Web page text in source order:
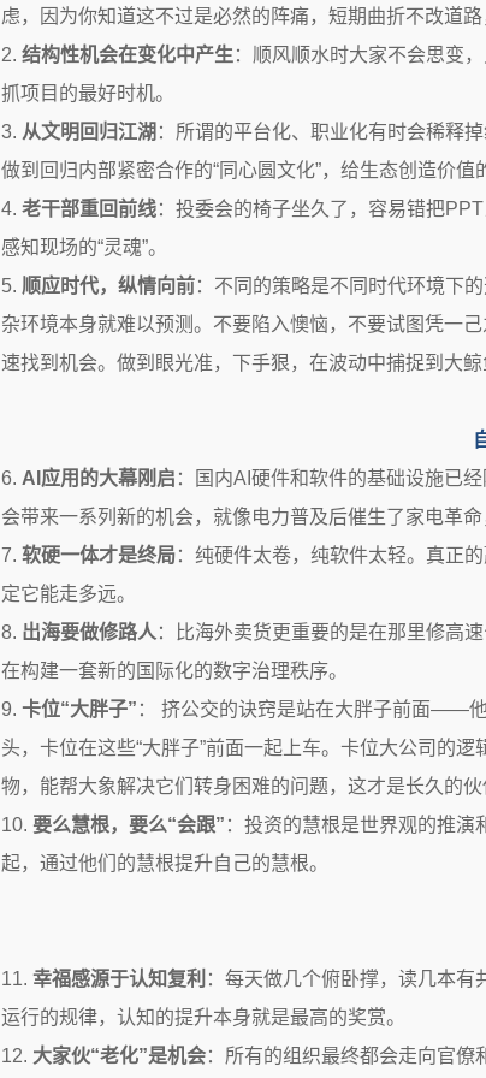
虑，因为你知道这不过是必然的阵痛，短期曲折不改道路
2. 结构性机会在变化中产生 ：顺风顺水时大家不会思变
抓项目的最好时机。
3. 从文明回归江湖 ：所谓的平台化、职业化有时会稀释
做到回归内部紧密合作的“同心圆文化”，给生态创造价值
4. 老干部重回前线：投委会的椅子坐久了，容易错把
感知现场的“灵魂”。
5. 顺应时代，纵情向前：不同的策略是不同时代环境下
杂环境本身就难以预测。不要陷入懊恼，不要试图凭一
速找到机会。做到眼光准，下手狠，在波动中捕捉到大鲸
6. AI应用的大幕刚启 ：国内AI硬件和软件的基础设施已
会带来一系列新的机会，就像电力普及后催生了家电革
7. 软硬一体才是终局：纯硬件太卷，纯软件太轻。真正
定它能走多远。
8. 出海要做修路人 ：比海外卖货更重要的是在那里修高
在构建一套新的国际化的数字治理秩序。
9. 卡位“大胖子” ： 挤公交的诀窍是站在大胖子前面——
头，卡位在这些“大胖子”前面一起上车。卡位大公司的
物，能帮大象解决它们转身困难的问题，这才是长久的伙
10. 要么慧根，要么“会跟” ：投资的慧根是世界观的推演
起，通过他们的慧根提升自己的慧根。
11. 幸福感源于认知复利 ：每天做几个俯卧撑，读几本
运行的规律，认知的提升本身就是最高的奖赏。
12. 大家伙“老化”是机会：所有的组织最终都会走向官